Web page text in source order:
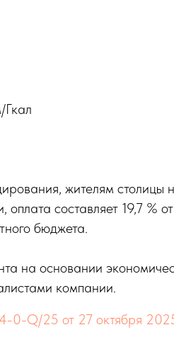
жителям столицы
составляет 19,7 %
бюджета.
на основании
компании.
0-Q/25 от 27 октября